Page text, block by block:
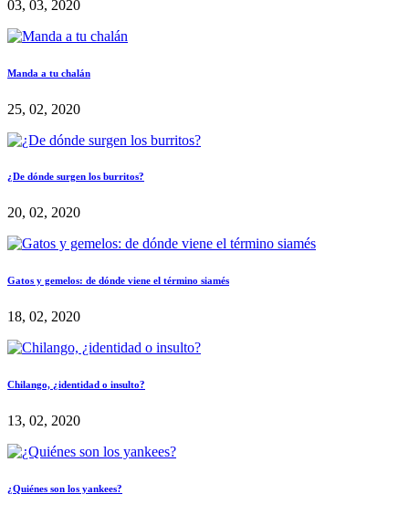
03, 03, 2020
Manda a tu chalán
25, 02, 2020
¿De dónde surgen los burritos?
20, 02, 2020
Gatos y gemelos: de dónde viene el término siamés
18, 02, 2020
Chilango, ¿identidad o insulto?
13, 02, 2020
¿Quiénes son los yankees?